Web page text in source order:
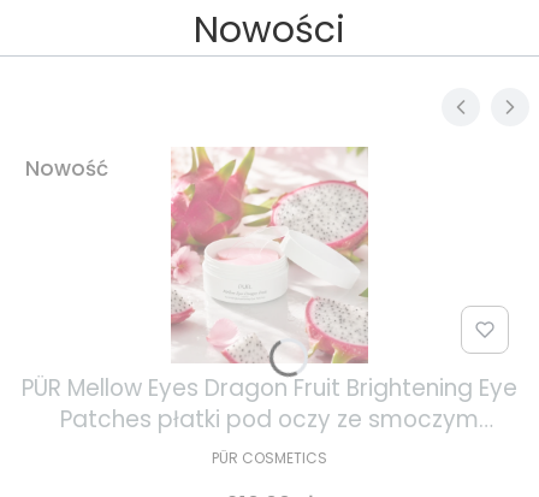
Nowości
Nowość
PÜR Mellow Eyes Dragon Fruit Brightening Eye
Patches płatki pod oczy ze smoczym
owocem 30 par
PÜR COSMETICS